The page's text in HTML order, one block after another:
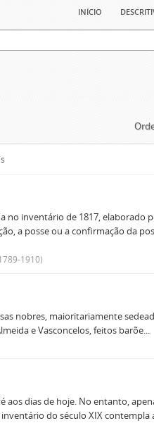
início
inventário de 1817, elaborado
a posse ou a confirmação da
1910)
nobres, maioritariamente
e Vasconcelos, feitos barõe...
aos dias de hoje. No entanto,
do século XIX contempla